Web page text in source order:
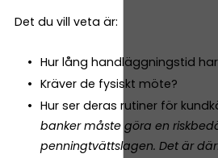
Det du vill veta är:
Hur lång handläggningstid
Kräver de fysiskt möte?
Hur ser deras rutiner för
banker måste göra en
penningtvättslagen. Det är